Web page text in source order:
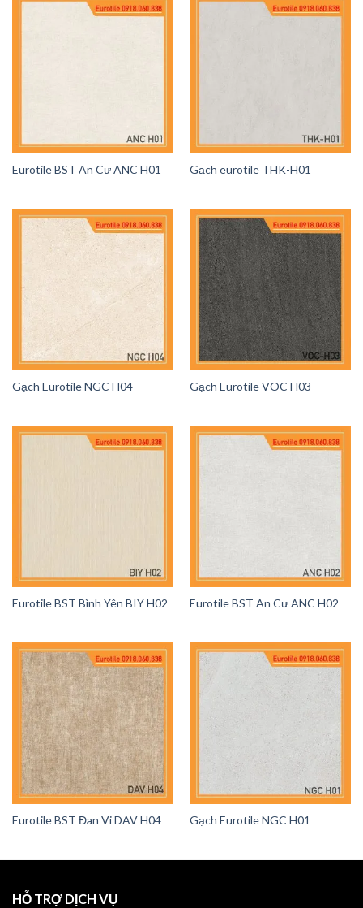
Eurotile BST An Cư ANC H01 Gạch eurotile THK-H01
Gạch Eurotile NGC H04 Gạch Eurotile VOC H03
Eurotile BST Bình Yên BIY H02 Eurotile BST An Cư ANC H02
Eurotile BST Đan Vi DAV H04 Gạch Eurotile NGC H01
HỖ TRỢ DỊCH VỤ